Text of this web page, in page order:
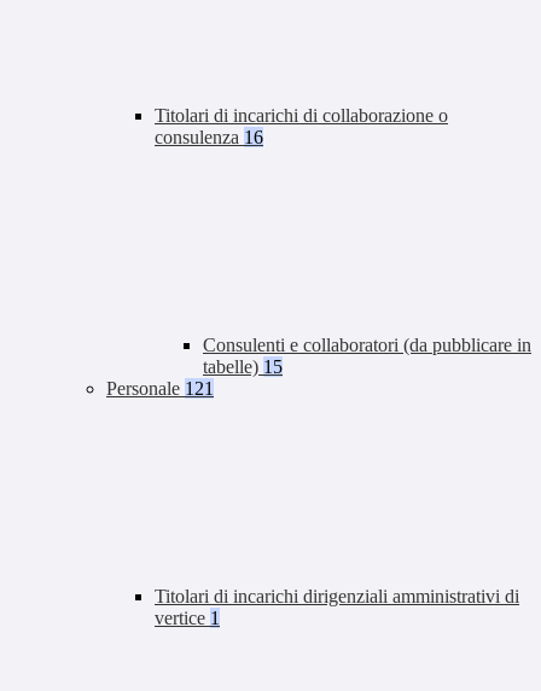
Titolari di incarichi di collaborazione o
consulenza 16
Consulenti e collaboratori (da pubblicare in
tabelle) 15
Personale 121
Titolari di incarichi dirigenziali amministrativi di
vertice 1